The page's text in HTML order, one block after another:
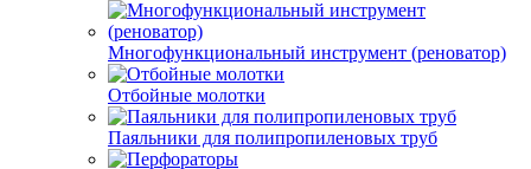
Многофункциональный инструмент (реноватор)
Отбойные молотки
Паяльники для полипропиленовых труб